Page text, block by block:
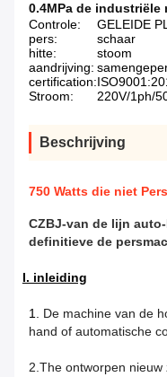
0.4MPa de
Controle:
GELEIDE
pers:
schaar
hitte:
stoom
aandrijving:
certification:
Stroom:
220V/1ph/
Beschrijving
750 Watts die niet
CZBJ-van de lijn
definitieve de
I. inleiding
1. De machine van de
hand of automatische
2.The ontworpen